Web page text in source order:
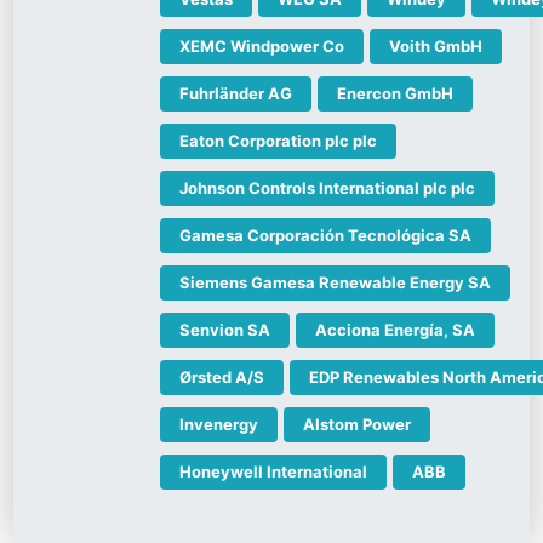
XEMC Windpower Co Voith GmbH
Fuhrländer AG Enercon GmbH
Eaton Corporation plc plc
Johnson Controls International plc plc
Gamesa Corporación Tecnológica SA
Siemens Gamesa Renewable Energy SA
Senvion SA Acciona Energía, SA
Ørsted A/S EDP Renewables North
Invenergy Alstom Power
Honeywell International ABB